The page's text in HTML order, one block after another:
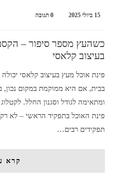
15 ביולי 2025 0 תגובה
כשהעץ מספר סיפור –
בעיצוב קלאסי
פינת אוכל מעץ בעיצוב קלאסי
בבית, אם היא ממוקמת במקום נכון,
ומתאימה לגודל וסגנון החלל.
פינת האוכל בתפקיד הראשי – לא
תפקידים רבים…
קרא